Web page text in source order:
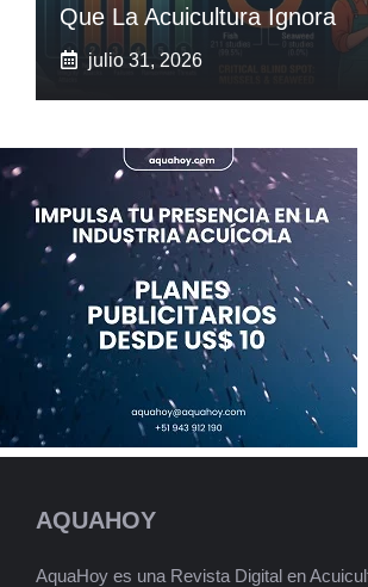
Que La Acuicultura Ignora
julio 31, 2026
AQUAHOY
AquaHoy es una Revista Digital en